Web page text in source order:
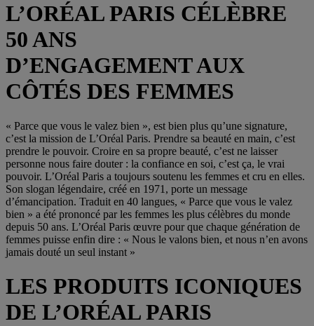
L’ORÉAL PARIS CÉLÈBRE
50 ANS
D’ENGAGEMENT AUX
CÔTÉS DES FEMMES
« Parce que vous le valez bien », est bien plus qu’une signature,
c’est la mission de L’Oréal Paris. Prendre sa beauté en main, c’est
prendre le pouvoir. Croire en sa propre beauté, c’est ne laisser
personne nous faire douter : la confiance en soi, c’est ça, le vrai
pouvoir. L’Oréal Paris a toujours soutenu les femmes et cru en elles.
Son slogan légendaire, créé en 1971, porte un message
d’émancipation. Traduit en 40 langues, « Parce que vous le valez
bien » a été prononcé par les femmes les plus célèbres du monde
depuis 50 ans. L’Oréal Paris œuvre pour que chaque génération de
femmes puisse enfin dire : « Nous le valons bien, et nous n’en avons
jamais douté un seul instant »
LES PRODUITS ICONIQUES
DE L’ORÉAL PARIS